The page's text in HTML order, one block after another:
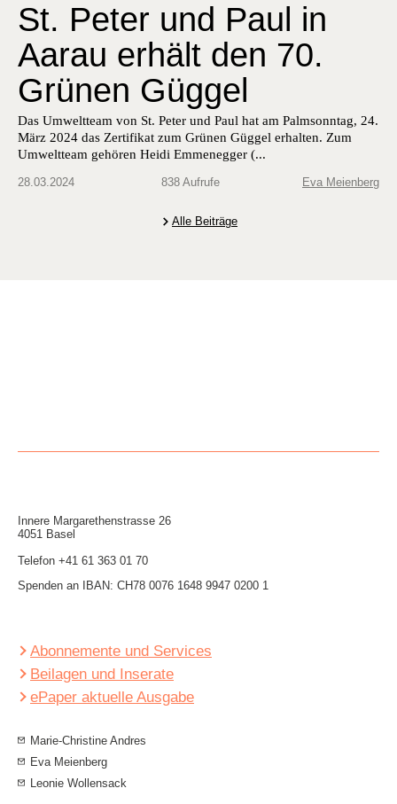
St. Peter und Paul in
Aarau erhält den 70.
Grünen Güggel
Das Umwelt­team von St. Peter und Paul hat am Palm­son­ntag, 24.
März 2024 das Zer­ti­fikat zum Grü­nen Güggel erhal­ten. Zum
Umwelt­team gehören Hei­di Emmeneg­ger (...
28.03.2024 838 Aufrufe Eva Meienberg
Alle Beiträge
Innere Mar­garethen­strasse 26
4051 Basel
Telefon +41 61 363 01 70
Spenden an IBAN: CH78 0076 1648 9947 0200 1
Abonnemente und Services
Beilagen und Inserate
ePaper aktuelle Ausgabe
Marie-Christine Andres
Eva Meienberg
Leonie Wollensack